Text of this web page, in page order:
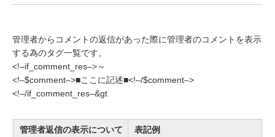
管理者からコメントの返信があった際に管理者のコメントを表示
する為のタグ一覧です。
<!–if_comment_res–>～
<!–$comment–>■ここに記述■<!–/$comment–>
<!–/if_comment_res–&gt
管理者返信の表示について 表記例